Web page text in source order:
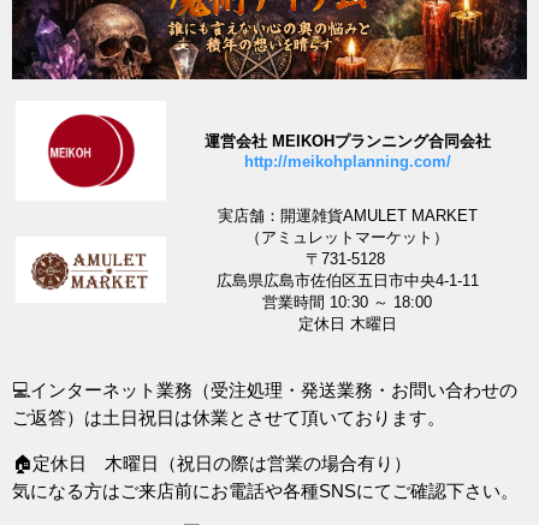
運営会社 MEIKOHプランニング合同会社
http://meikohplanning.com/
実店舗：開運雑貨AMULET MARKET
（アミュレットマーケット）
〒731-5128
広島県広島市佐伯区五日市中央4-1-11
営業時間 10:30 ～ 18:00
定休日 木曜日
💻インターネット業務（受注処理・発送業務・お問い合わせの
ご返答）は土日祝日は休業とさせて頂いております。
🏠定休日 木曜日（祝日の際は営業の場合有り）
気になる方はご来店前にお電話や各種SNSにてご確認下さい。